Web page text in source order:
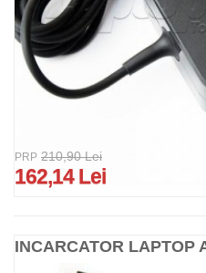
PRP 210,90 Lei
162,14 Lei
INCARCATOR LAPTOP